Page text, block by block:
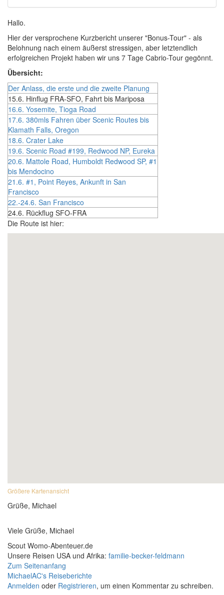
Hallo.
Hier der versprochene Kurzbericht unserer "Bonus-Tour" - als
Belohnung nach einem äußerst stressigen, aber letztendlich
erfolgreichen Projekt haben wir uns 7 Tage Cabrio-Tour gegönnt.
Übersicht:
Der Anlass, die erste und die zweite Planung
15.6. Hinflug FRA-SFO, Fahrt bis Mariposa
16.6. Yosemite, Tioga Road
17.6. 380mls Fahren über Scenic Routes bis
Klamath Falls, Oregon
18.6. Crater Lake
19.6. Scenic Road #199, Redwood NP, Eureka
20.6. Mattole Road, Humboldt Redwood SP, #1
bis Mendocino
21.6. #1, Point Reyes, Ankunft in San
Francisco
22.-24.6. San Francisco
24.6. Rückflug SFO-FRA
Die Route ist hier:
Größere Kartenansicht
Grüße, Michael
Viele Grüße, Michael
Scout Womo-Abenteuer.de
Unsere Reisen USA und Afrika: familie-becker-feldmann
Zum Seitenanfang
MichaelAC's Reiseberichte
Anmelden oder Registrieren, um einen Kommentar zu schreiben.